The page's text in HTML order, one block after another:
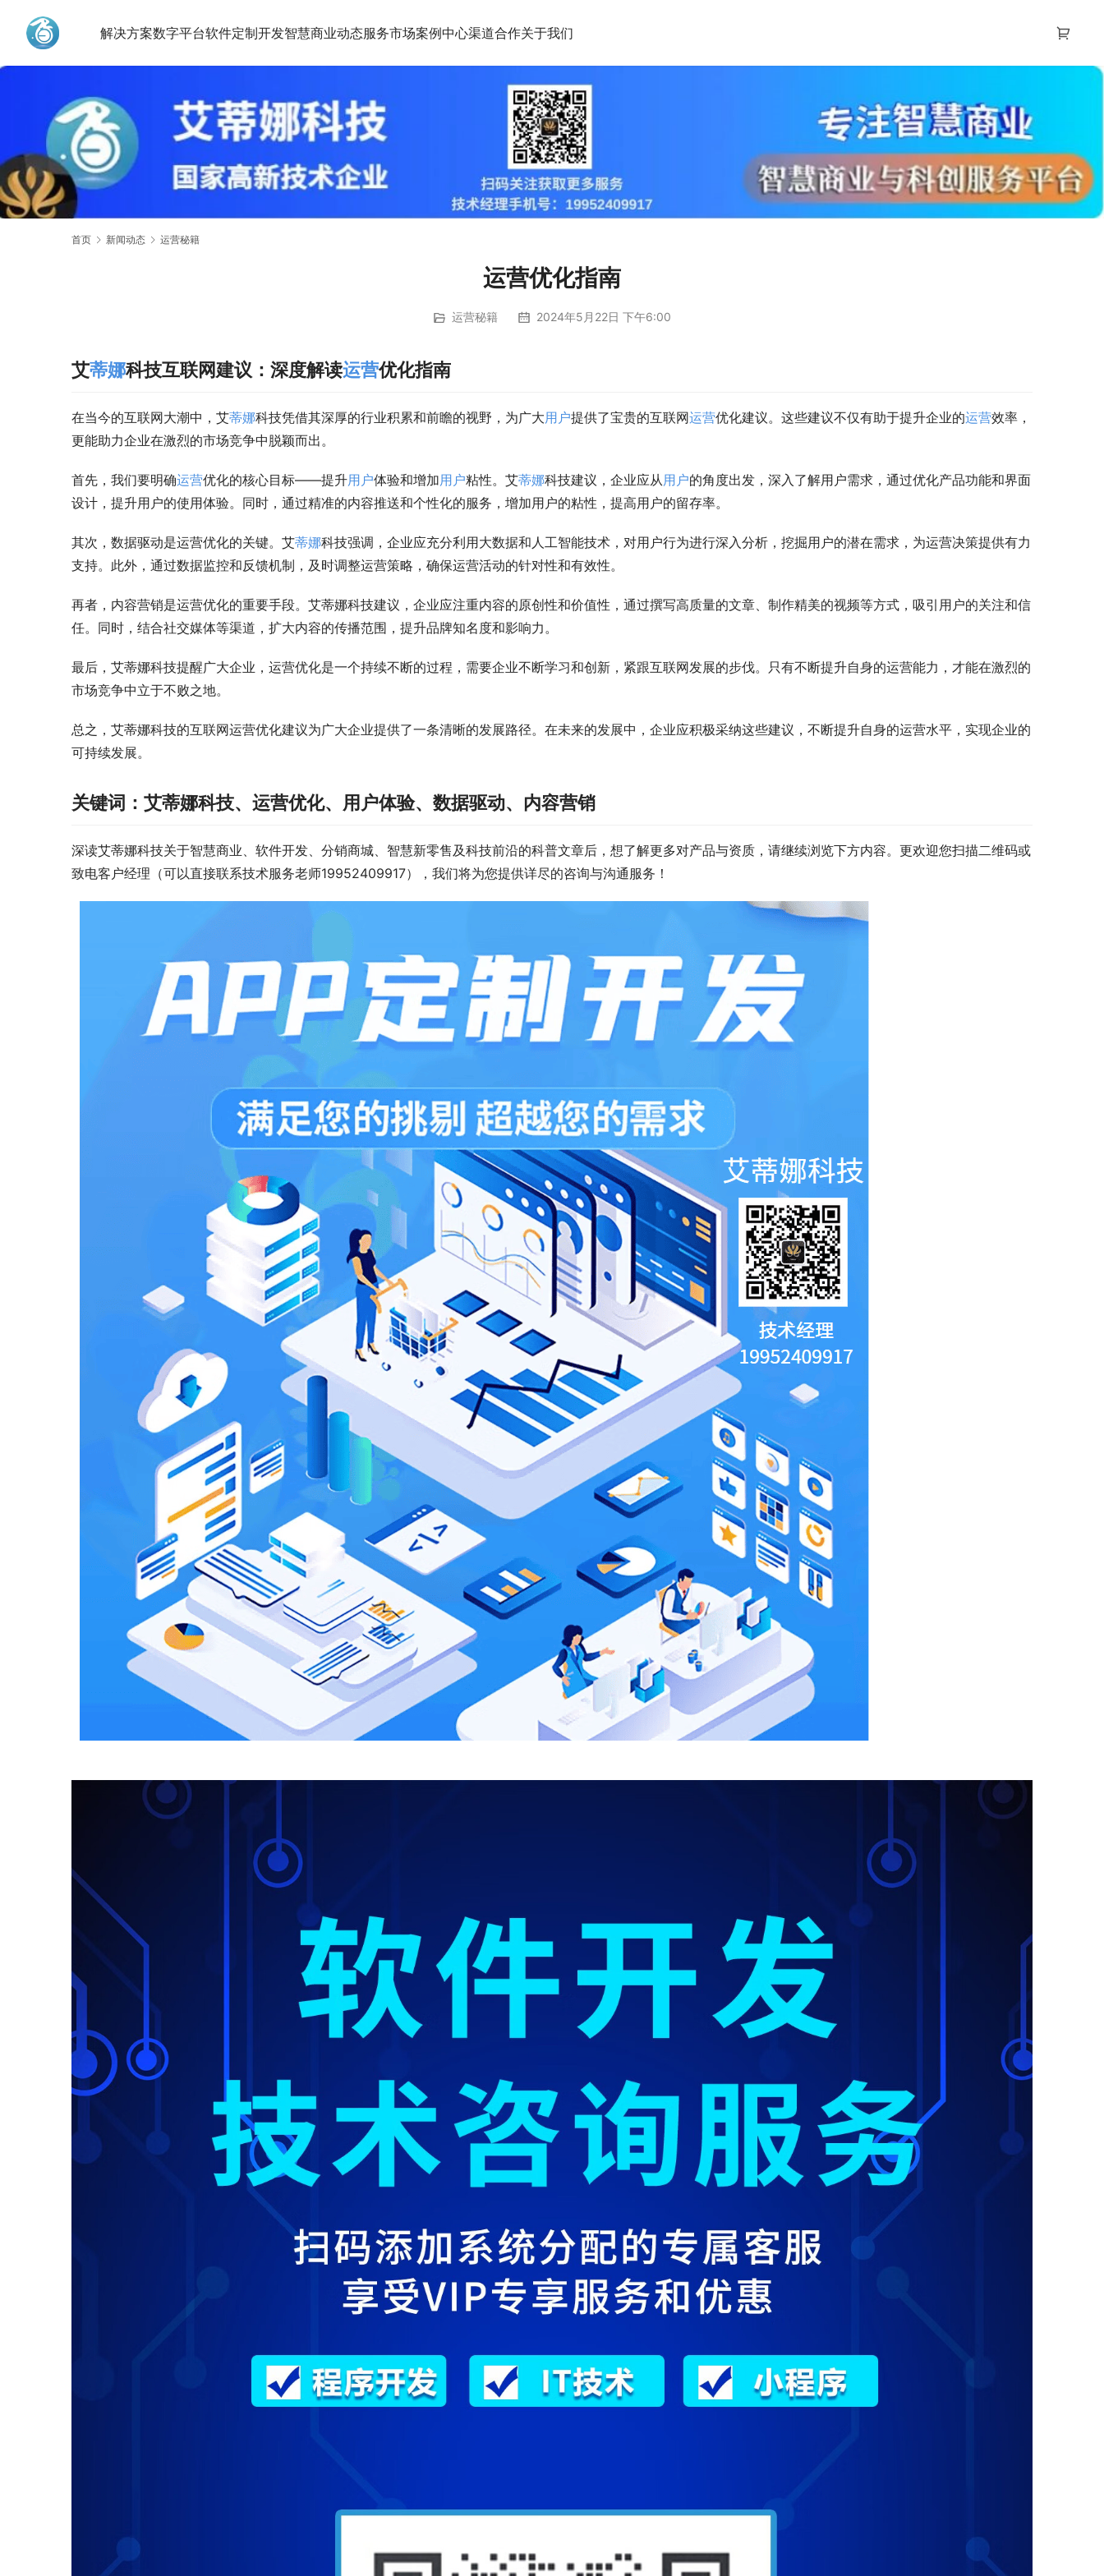
解决方案数字平台软件定制开发智慧商业动态服务市场案例中心渠道合作关于我们
首页 新闻动态 运营秘籍
运营优化指南
运营秘籍 2024年5月22日 下午6:00
艾蒂娜科技互联网建议：深度解读运营优化指南
在当今的互联网大潮中，艾蒂娜科技凭借其深厚的行业积累和前瞻的视野，为广大用户提供了宝贵的互联网运营优化建议。这些建议不仅有助于提升企业的运营效率，
更能助力企业在激烈的市场竞争中脱颖而出。
首先，我们要明确运营优化的核心目标——提升用户体验和增加用户粘性。艾蒂娜科技建议，企业应从 用户的角度出发，深入了解用户需求，通过优化产品功能和界面
设计，提升用户的使用体验。同时，通过精准的内容推送和个性化的服务，增加用户的粘性，提高用户的留存率。
其次，数据驱动是运营优化的关键。艾蒂娜科技强调，企业应充分利用大数据和人工智能技术，对用户行为进行深入分析，挖掘用户的潜在需求，为运营决策提供有力
支持。此外，通过数据监控和反馈机制，及时调整运营策略，确保运营活动的针对性和有效性。
再者，内容营销是运营优化的重要手段。艾蒂娜科技建议，企业应注重内容的原创性和价值性，通过撰写高质量的文章、制作精美的视频等方式，吸引用户的关注和信
任。同时，结合社交媒体等渠道，扩大内容的传播范围，提升品牌知名度和影响力。
最后，艾蒂娜科技提醒广大企业，运营优化是一个持续不断的过程，需要企业不断学习和创新，紧跟互联网发展的步伐。只有不断提升自身的运营能力，才能在激烈的
市场竞争中立于不败之地。
总之，艾蒂娜科技的互联网运营优化建议为广大企业提供了一条清晰的发展路径。在未来的发展中，企业应积极采纳这些建议，不断提升自身的运营水平，实现企业的
可持续发展。
关键词： 艾蒂娜科技、运营优化、用户体验、数据驱动、内容营销
深读艾蒂娜科技关于智慧商业、软件开发、分销商城、智慧新零售及科技前沿的科普文章后，想了解更多对产品与资质，请继续浏览下方内容。更欢迎您扫描二维码或
致电客户经理（可以直接联系技术服务老师19952409917），我们将为您提供详尽的咨询与沟通服务！